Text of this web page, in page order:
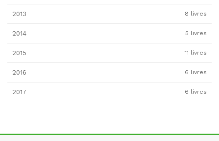
2013 8 livres
2014 5 livres
2015 11 livres
2016 6 livres
2017 6 livres